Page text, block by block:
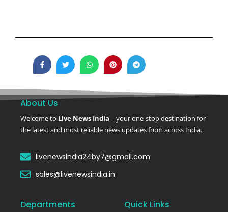
About Us
Welcome to Live News India – your one-stop destination for
the latest and most reliable news updates from across India.
livenewsindia24by7@gmail.com
sales@livenewsindia.in
Departments Quick Links